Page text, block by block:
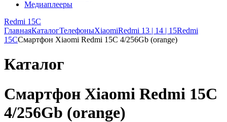
Медиаплееры
Redmi 15C
ГлавнаяКаталогТелефоныXiaomiRedmi 13 | 14 | 15Redmi
15CСмартфон Xiaomi Redmi 15C 4/256Gb (orange)
Каталог
Смартфон Xiaomi Redmi 15C
4/256Gb (orange)